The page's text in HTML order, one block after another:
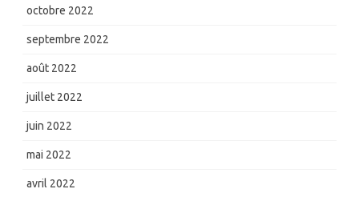
octobre 2022
septembre 2022
août 2022
juillet 2022
juin 2022
mai 2022
avril 2022